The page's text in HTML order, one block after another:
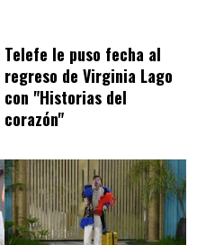
Telefe le puso fecha al
regreso de Virginia Lago
con "Historias del
corazón"